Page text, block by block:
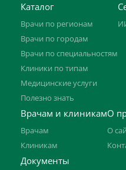
Каталог
Врачи по регионам
Врачи по городам
Врачи по специальностям
Клиники по типам
Медицинские услуги
Полезно знать
Врачам и клиникам
Врачам
Клиникам
О
О
Документы